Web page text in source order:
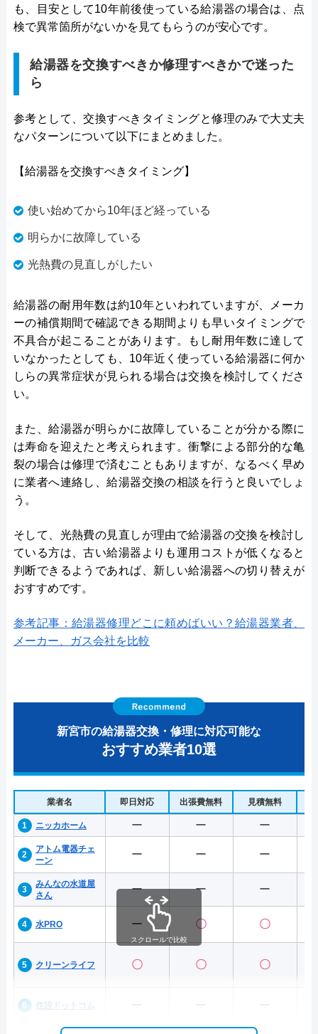
も、目安として10年前後使っている給湯器の場合は、点
検で異常箇所がないかを見てもらうのが安心です。
給湯器を交換すべきか修理すべきかで迷った
ら
参考として、交換すべきタイミングと修理のみで大丈夫
なパターンについて以下にまとめました。
【給湯器を交換すべきタイミング】
使い始めてから10年ほど経っている
明らかに故障している
光熱費の見直しがしたい
給湯器の耐用年数は約10年といわれていますが、メーカ
ーの補償期間で確認できる期間よりも早いタイミングで
不具合が起こることがあります。もし耐用年数に達して
いなかったとしても、10年近く使っている給湯器に何か
しらの異常症状が見られる場合は交換を検討してくださ
い。
また、給湯器が明らかに故障していることが分かる際に
は寿命を迎えたと考えられます。衝撃による部分的な亀
裂の場合は修理で済むこともありますが、なるべく早め
に業者へ連絡し、給湯器交換の相談を行うと良いでしょ
う。
そして、光熱費の見直しが理由で給湯器の交換を検討し
ている方は、古い給湯器よりも運用コストが低くなると
判断できるようであれば、新しい給湯器への切り替えが
おすすめです。
参考記事：給湯器修理どこに頼めばいい？給湯器業者、
メーカー、ガス会社を比較
新宮市の給湯器交換・修理に対応可能な
おすすめ業者10選
業者名 即日対応 出張費無料 見積無料
ニッカホーム ー ー ー
アトム電器チェ
ーン
ー ー ー
みんなの水道屋
さん
ー ー ー
水PRO ー 〇 〇
クリーンライフ 〇 〇 〇
住設ドットコム
スクロールで比較